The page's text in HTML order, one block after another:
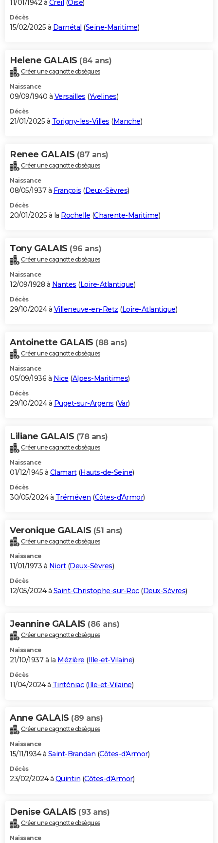
11/01/1942 à Creil (Oise)
Décès
15/02/2025 à Darnétal (Seine-Maritime)
Helene GALAIS (84 ans)
Créer une cagnotte obsèques
Naissance
09/09/1940 à Versailles (Yvelines)
Décès
21/01/2025 à Torigny-les-Villes (Manche)
Renee GALAIS (87 ans)
Créer une cagnotte obsèques
Naissance
08/05/1937 à François (Deux-Sèvres)
Décès
20/01/2025 à la Rochelle (Charente-Maritime)
Tony GALAIS (96 ans)
Créer une cagnotte obsèques
Naissance
12/09/1928 à Nantes (Loire-Atlantique)
Décès
29/10/2024 à Villeneuve-en-Retz (Loire-Atlantique)
Antoinette GALAIS (88 ans)
Créer une cagnotte obsèques
Naissance
05/09/1936 à Nice (Alpes-Maritimes)
Décès
29/10/2024 à Puget-sur-Argens (Var)
Liliane GALAIS (78 ans)
Créer une cagnotte obsèques
Naissance
01/12/1945 à Clamart(Hauts-de-Seine)
Décès
30/05/2024 à Tréméven (Côtes-d'Armor)
Veronique GALAIS (51 ans)
Créer une cagnotte obsèques
Naissance
11/01/1973 à Niort(Deux-Sèvres)
Décès
12/05/2024 à Saint-Christophe-sur-Roc(Deux-Sèvres)
Jeannine GALAIS (86 ans)
Créer une cagnotte obsèques
Naissance
21/10/1937 à la Mézière (Ille-et-Vilaine)
Décès
11/04/2024 à Tinténiac(Ille-et-Vilaine)
Anne GALAIS (89 ans)
Créer une cagnotte obsèques
Naissance
15/11/1934 à Saint-Brandan (Côtes-d'Armor)
Décès
23/02/2024 à Quintin (Côtes-d'Armor)
Denise GALAIS (93 ans)
Créer une cagnotte obsèques
Naissance